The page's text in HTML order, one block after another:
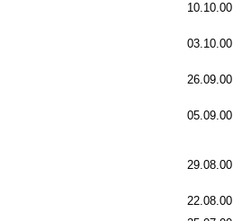
10.10.00
03.10.00
26.09.00
05.09.00
29.08.00
22.08.00